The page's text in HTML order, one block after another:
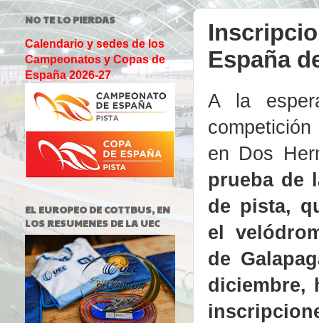
España
A la
en Dos
prueba de
de pista,
el
de
diciembre,
NO TE LO PIERDAS
Calendario y sedes de los
Campeonatos y Copas de
España 2026-27
EL EUROPEO DE COTTBUS, EN
LOS RESUMENES DE LA UEC